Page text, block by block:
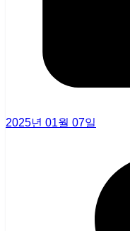
2025년 01월 07일